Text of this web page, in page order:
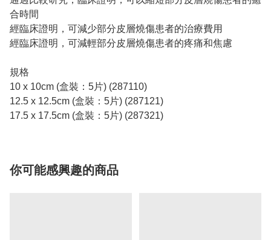
合時間
經臨床證明，可減少部分皮層燒傷患者的治療費用
經臨床證明，可減輕部分皮層燒傷患者的疼痛和焦慮
規格
10 x 10cm (盒裝：5片) (287110)
12.5 x 12.5cm (盒裝：5片) (287121)
17.5 x 17.5cm (盒裝：5片) (287321)
你可能感興趣的商品